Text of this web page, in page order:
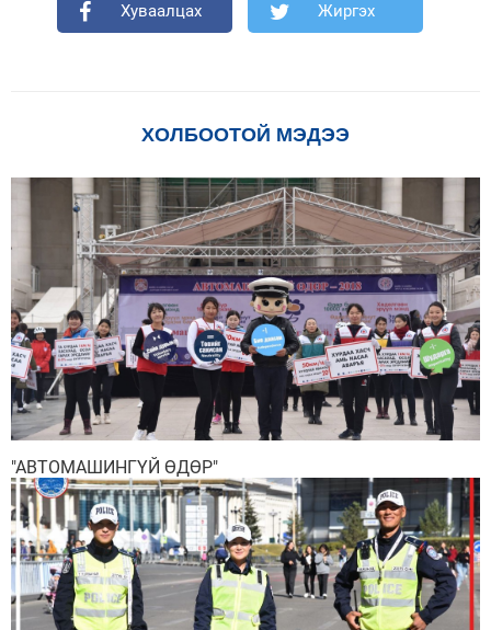
Хуваалцах Жиргэх
ХОЛБООТОЙ МЭДЭЭ
"АВТОМАШИНГҮЙ ӨДӨР"